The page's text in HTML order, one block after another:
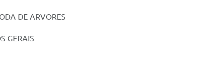
DE ARVORES
GERAIS